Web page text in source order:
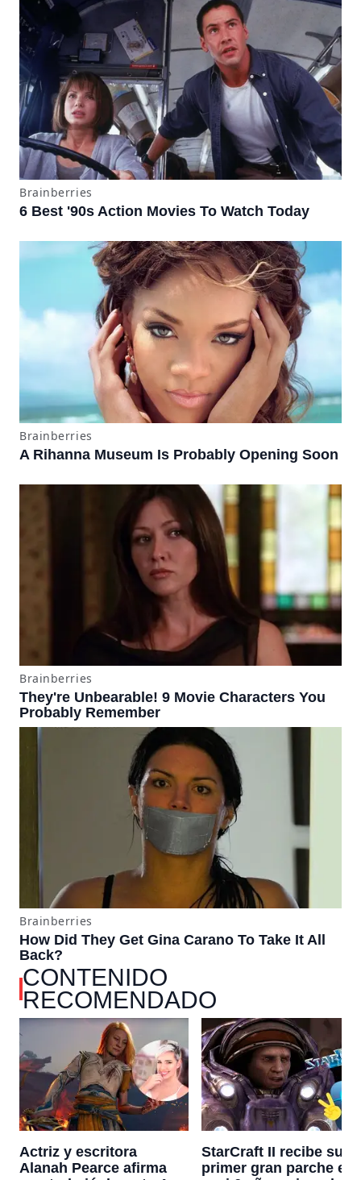
CONTENIDO
RECOMENDADO
Actriz y escritora
Alanah Pearce afirma
StarCraft II recibe su
primer gran parche en